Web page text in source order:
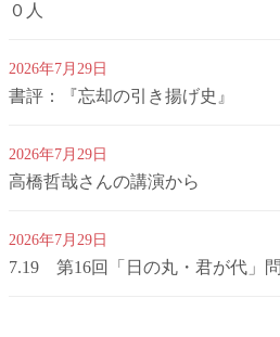
０人
2026年7月29日
書評：『忘却の引き揚げ史』
2026年7月29日
高橋哲哉さんの講演から
2026年7月29日
7.19 第16回「日の丸・君が代」